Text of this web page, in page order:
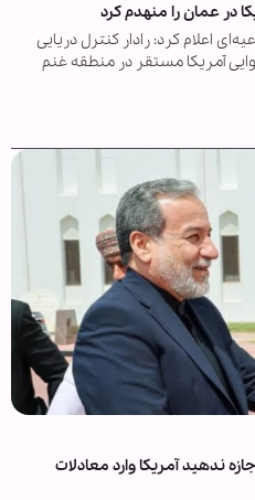
در عمان را منهدم کرد
اعلام کرد: رادار کنترل دریایی
آمریکا مستقر در منطقه غنم
ندهید آمریکا وارد معادلات